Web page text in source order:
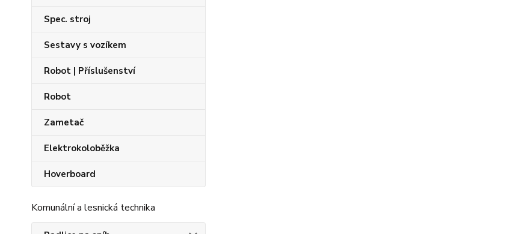
Spec. stroj
Sestavy s vozíkem
Robot | Příslušenství
Robot
Zametač
Elektrokoloběžka
Hoverboard
Komunální a lesnická technika